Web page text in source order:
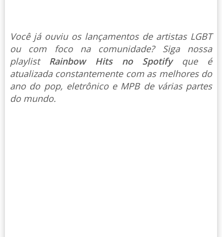
Você já ouviu os lançamentos de artistas LGBT
ou com foco na comunidade? Siga nossa
playlist Rainbow Hits no Spotify que é
atualizada constantemente com as melhores do
ano do pop, eletrônico e MPB de várias partes
do mundo.